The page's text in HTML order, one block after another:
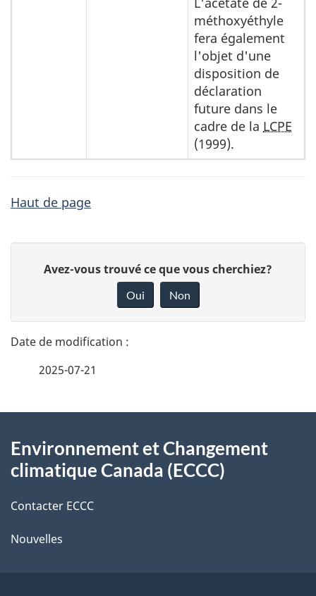
méthoxyéthyle
fera également
l'objet d'une
disposition de
déclaration
future dans le
cadre de la LCPE
(1999).
Haut de page
t
a
l
s
d
e
l
n
o
t
r
r
t
Avez-vous trouvé ce que vous cherchiez?
Oui Non
2025-07-21
propos
ce
site
Environnement et Changement
climatique Canada (ECCC)
Contacter ECCC
Nouvelles